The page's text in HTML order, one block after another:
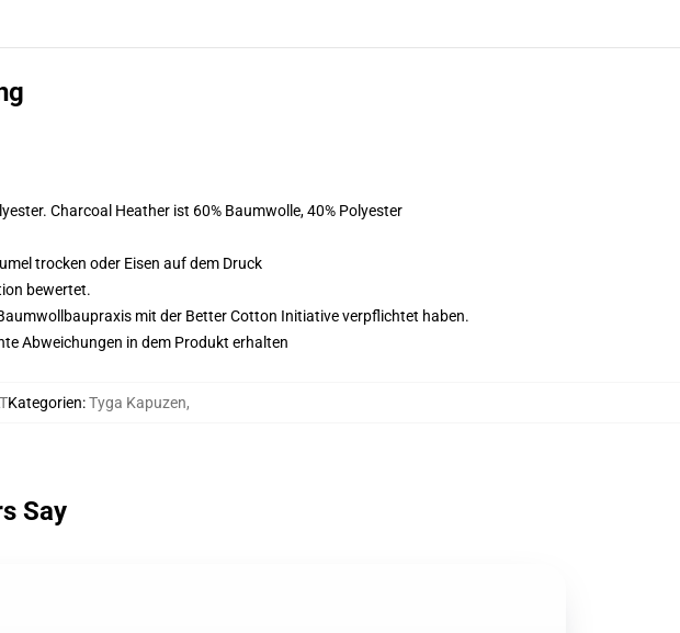
Charcoal Heather ist 60% Baumwolle, 40% Polyester
trocken oder Eisen auf dem Druck
bewertet.
mit der Better Cotton Initiative verpflichtet haben.
Abweichungen in dem Produkt erhalten
Kategorien:Tyga Kapuzen,
Say